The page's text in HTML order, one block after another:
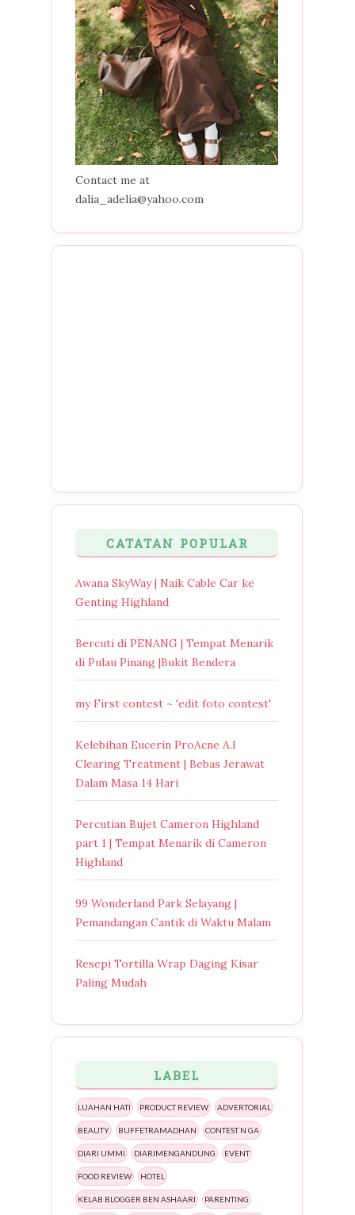
Contact me at
dalia_adelia@yahoo.com
CATATAN POPULAR
Awana SkyWay | Naik Cable Car ke
Genting Highland
Bercuti di PENANG | Tempat Menarik
di Pulau Pinang |Bukit Bendera
my First contest ~ 'edit foto contest'
Kelebihan Eucerin ProAcne A.I
Clearing Treatment | Bebas Jerawat
Dalam Masa 14 Hari
Percutian Bujet Cameron Highland
part 1 | Tempat Menarik di Cameron
Highland
99 Wonderland Park Selayang |
Pemandangan Cantik di Waktu Malam
Resepi Tortilla Wrap Daging Kisar
Paling Mudah
LABEL
LUAHAN HATI PRODUCT REVIEW ADVERTORIAL
BEAUTY BUFFETRAMADHAN CONTEST N GA
DIARI UMMI DIARIMENGANDUNG EVENT
FOOD REVIEW HOTEL
KELAB BLOGGER BEN ASHAARI PARENTING